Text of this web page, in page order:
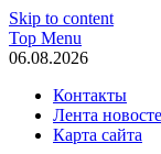
Skip to content
Top Menu
06.08.2026
Контакты
Лента
Карта сайта